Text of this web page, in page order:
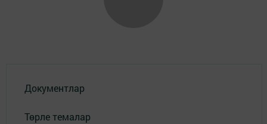
Документлар
Төрле темалар